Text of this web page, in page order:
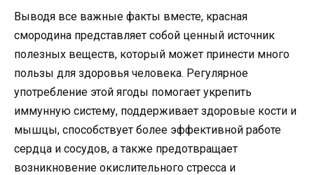
Выводя все важные факты вместе, красная
смородина представляет собой ценный источник
полезных веществ, который может принести много
пользы для здоровья человека. Регулярное
употребление этой ягоды помогает укрепить
иммунную систему, поддерживает здоровые кости и
мышцы, способствует более эффективной работе
сердца и сосудов, а также предотвращает
возникновение окислительного стресса и